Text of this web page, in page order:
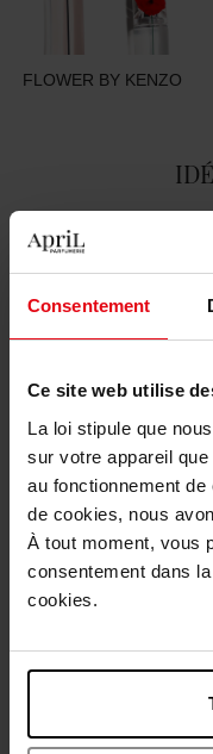
Consentement
Ce site web utilise
La loi stipule que
sur votre appareil
au fonctionnement
de cookies, nous
À tout moment, vous
consentement dans
cookies.
FLOWER BY KENZO
Nouveauté
KENZO
FLOWER BY KENZO
BOUQUET
EAU DE TOILETTE
64,90 € Ajouter